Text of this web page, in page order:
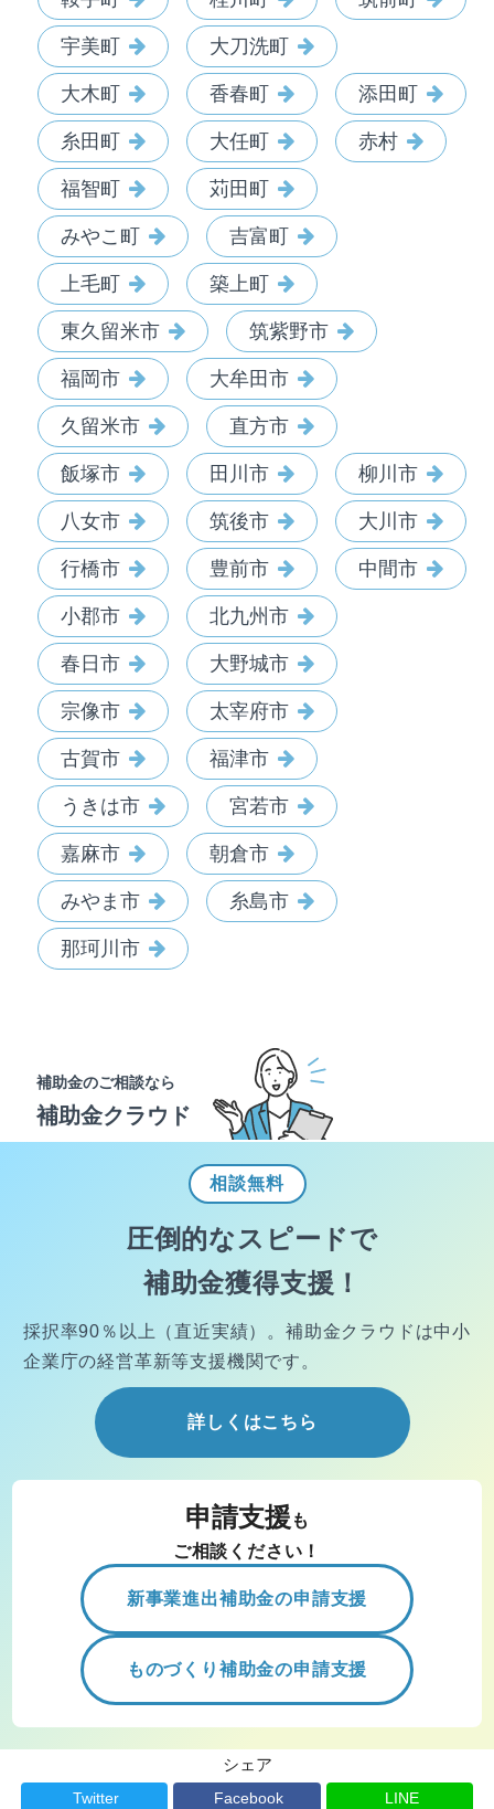
宇美町 大刀洗町
大木町 香春町 添田町
糸田町 大任町 赤村
福智町 苅田町
みやこ町 吉富町
上毛町 築上町
東久留米市 筑紫野市
福岡市 大牟田市
久留米市 直方市
飯塚市 田川市 柳川市
八女市 筑後市 大川市
行橋市 豊前市 中間市
小郡市 北九州市
春日市 大野城市
宗像市 太宰府市
古賀市 福津市
うきは市 宮若市
嘉麻市 朝倉市
みやま市 糸島市
那珂川市
補助金のご相談なら
補助金クラウド
相談無料
圧倒的なスピードで
補助金獲得支援！
採択率90％以上（直近実績）。 補助金クラウドは中小
企業庁の経営革新等支援機関です。
詳しくはこちら
申請支援 も
ご相談ください！
新事業進出補助金の申請支援
ものづくり補助金の申請支援
シェア
Twitter Facebook LINE